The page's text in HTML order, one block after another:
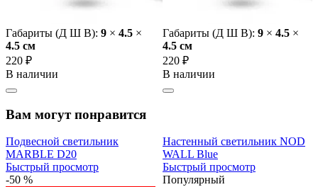
Габариты (Д Ш В): 9 × 4.5 ×
4.5 cм
220 ₽
В наличии
Габариты (Д Ш В): 9 × 4.5 ×
4.5 cм
220 ₽
В наличии
Вам могут понравится
Подвесной светильник
MARBLE D20
Быстрый просмотр
-50 %
Настенный светильник NOD
WALL Blue
Быстрый просмотр
Популярный